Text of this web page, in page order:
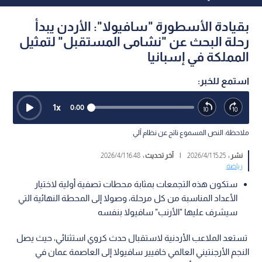
بقيادة الأسطورة "سافيولا": الأردن يبدأ
رحلة البحث عن "نشامى المستقبل" لتمثيل
المملكة في إسبانيا
استمع للخبر:
0:00
1x
ملاحظة: النص المسموع ناتج عن نظام آلي
نشر :15:25 2026/4/1
| آخر تحديث :16:48 2026/4/1
رياضة
ستكون هذه التجمعات بمثابة محطات تصفية أولية لاختيار
الأعداد المناسبة من كل مرحلة، وصولا إلى المحطة النهائية التي
سيشرف عليها "الأرنب" سافيولا بنفسه
تستعد الملاعب الأردنية لاستقبال حدث كروي استثنائي، حيث يصل
النجم الأرجنتيني العالمي خافيير سافيولا إلى العاصمة عمان في